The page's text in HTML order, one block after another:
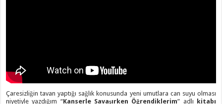
Çaresizliğin tavan yaptığı sağlık konusunda yeni umutlara can suyu olması
niyetiyle yazdığım “Kanserle Savaşırken Öğrendiklerim” adlı kitabı